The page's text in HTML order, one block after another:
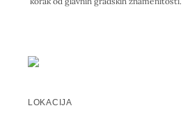
LOKACIJA